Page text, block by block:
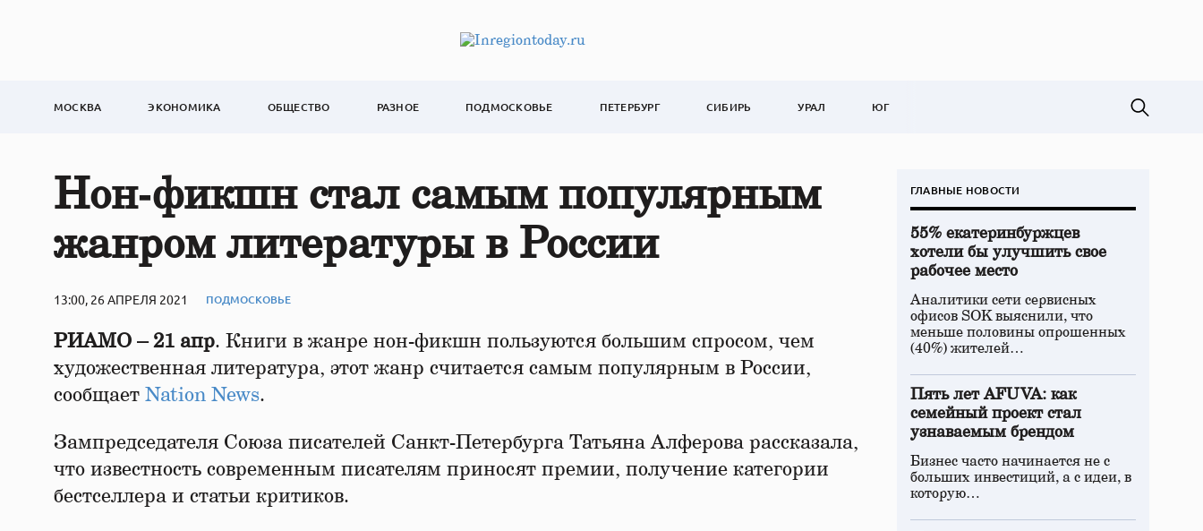
МОСКВА ЭКОНОМИКА ОБЩЕСТВО РАЗНОЕ ПОДМОСКОВЬЕ ПЕТЕРБУРГ СИБИРЬ УРАЛ ЮГ
Нон‑фикшн стал самым популярным
жанром литературы в России
13:00, 26 АПРЕЛЯ 2021 ПОДМОСКОВЬЕ
РИАМО – 21 апр. Книги в жанре нон-фикшн пользуются большим спросом, чем
художественная литература, этот жанр считается самым популярным в России,
сообщает Nation News.
Зампредседателя Союза писателей Санкт-Петербурга Татьяна Алферова рассказала,
что известность современным писателям приносят премии, получение категории
бестселлера и статьи критиков.
ГЛАВНЫЕ НОВОСТИ
55% екатеринбуржцев
хотели бы улучшить свое
рабочее место
Аналитики сети сервисных
офисов SOK выяснили, что
меньше половины опрошенных
(40%) жителей…
Пять лет AFUVA: как
семейный проект стал
узнаваемым брендом
Бизнес часто начинается не с
больших инвестиций, а с идеи, в
которую…